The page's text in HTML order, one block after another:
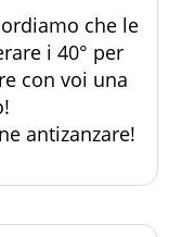
che le
i 40° per
con voi una
antizanzare!